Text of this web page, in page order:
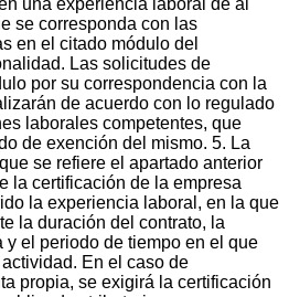
se corresponda con las
en el citado módulo del
Las solicitudes de
por su correspondencia con la
de acuerdo con lo regulado
laborales competentes, que
de exención del mismo. 5. La
se refiere el apartado anterior
la certificación de la empresa
la experiencia laboral, en la que
la duración del contrato, la
el periodo de tiempo en el que
En el caso de
propia, se exigirá la certificación